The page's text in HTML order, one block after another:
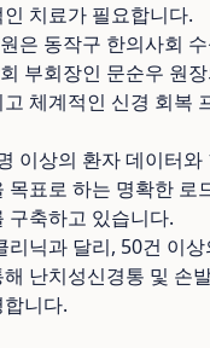
치료가 필요합니다.
은 동작구 한의사회
부회장인 문순우 원
체계적인 신경 회복
이상의 환자 데이터
목표로 하는 명확한 로
구축하고 있습니다.
리닉과 달리, 50건 이
난치성신경통 및 손
니다.